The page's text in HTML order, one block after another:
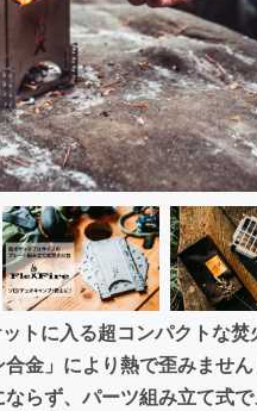
トに入る超コンパクトな
合金」により熱で歪みませ
らず、パーツ組み立て式